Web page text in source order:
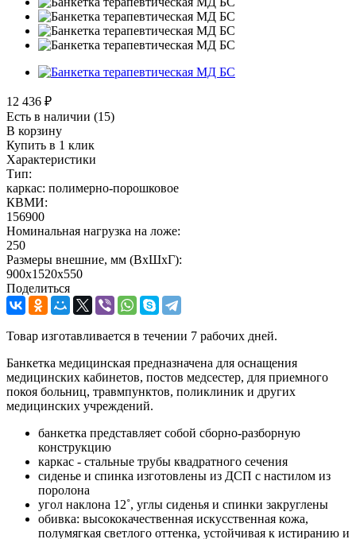
12 436 ₽
Есть в наличии (15)
В корзину
Купить в 1 клик
Характеристики
Тип:
каркас: полимерно-порошковое
КВМИ:
156900
Номинальная нагрузка на ложе:
250
Размеры внешние, мм (ВхШхГ):
900x1520x550
Поделиться
Товар изготавливается в течении 7 рабочих дней.
Банкетка медицинская предназначена для оснащения
медицинских кабинетов, постов медсестер, для приемного
покоя больниц, травмпунктов, поликлиник и других
медицинских учреждений.
банкетка представляет собой сборно-разборную
конструкцию
каркас - стальные трубы квадратного сечения
сиденье и спинка изготовлены из ДСП с настилом из
поролона
угол наклона 12˚, углы сиденья и спинки закруглены
обивка: высококачественная искусственная кожа,
полумягкая светлого оттенка, устойчивая к истиранию и